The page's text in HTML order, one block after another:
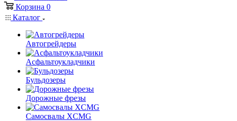
Корзина 0
Каталог
Автогрейдеры
Асфальтоукладчики
Бульдозеры
Дорожные фрезы
Самосвалы XCMG